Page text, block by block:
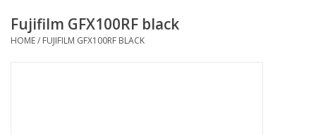
PROMO
Fujifilm GFX100RF black
HOME/ FUJIFILM GFX100RF BLACK